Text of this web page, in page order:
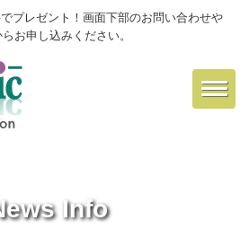
プレゼント！画面下部のお問い合わせや
お申し込みください。
Info